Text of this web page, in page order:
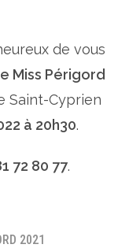
de vous
Miss Périgord
Saint-Cyprien
à 20h30.
72 80 77.
2021